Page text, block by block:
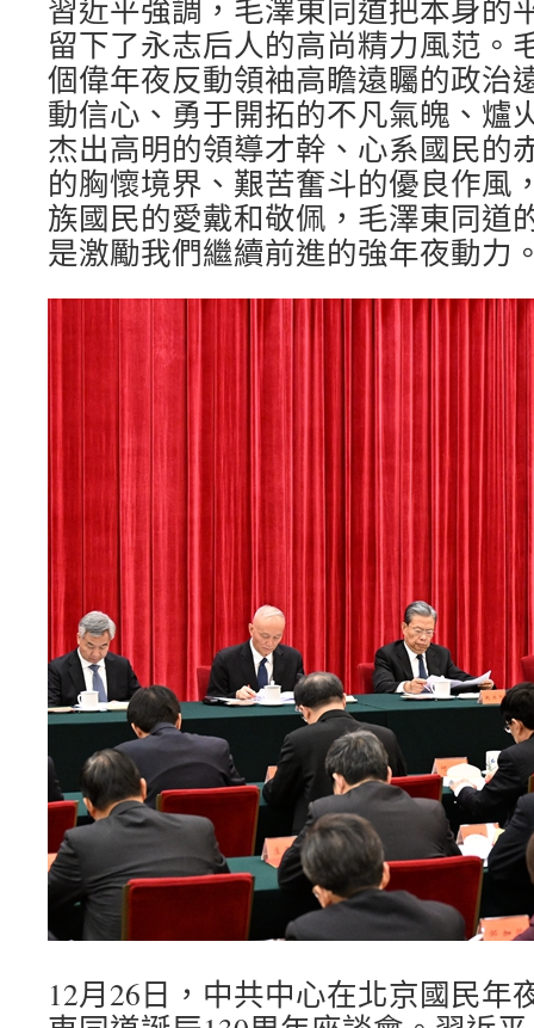
習近平強調，毛澤東同道把本身的
留下了永志后人的高尚精力風范。
個偉年夜反動領袖高瞻遠矚的政治
動信心、勇于開拓的不凡氣魄、爐
杰出高明的領導才幹、心系國民的
的胸懷境界、艱苦奮斗的優良作風
族國民的愛戴和敬佩，毛澤東同道
是激勵我們繼續前進的強年夜動力
12月26日，中共中心在北京國民年